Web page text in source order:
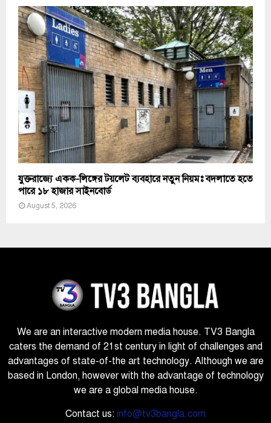
যুক্তরাজ্যে একক-লিঙ্গের টয়লেট ব্যবহারে নতুন নিয়মঃ বদলাতে হতে
পারে ১৮ হাজার সাইনবোর্ড
August 5, 2026
We are an interactive modern media house. TV3 Bangla
caters the demand of 21st century in light of challenges and
advantages of state-of-the art technology. Although we are
based in London, however with the advantage of technology
we are a global media house.
Contact us: info@tv3bangla.com